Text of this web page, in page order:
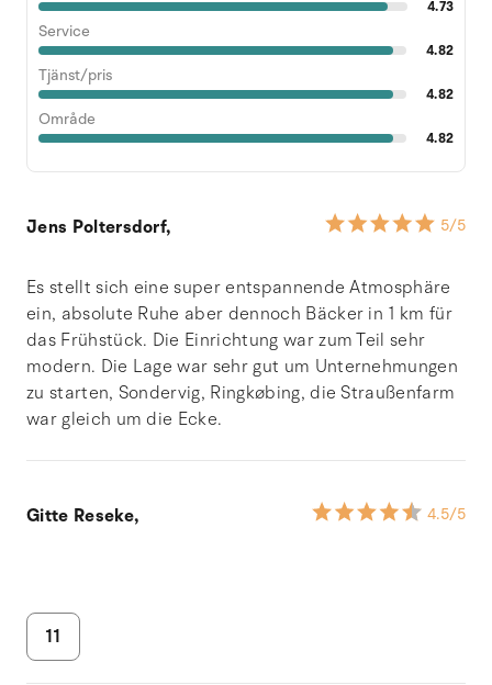
4.73
Service
4.82
Tjänst/pris
4.82
Område
4.82
Jens Poltersdorf, 5/5
Es stellt sich eine super entspannende Atmosphäre
ein, absolute Ruhe aber dennoch Bäcker in 1 km für
das Frühstück. Die Einrichtung war zum Teil sehr
modern. Die Lage war sehr gut um Unternehmungen
zu starten, Sondervig, Ringkøbing, die Straußenfarm
war gleich um die Ecke.
Gitte Reseke, 4.5/5
11